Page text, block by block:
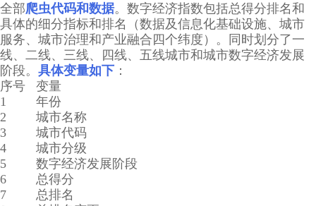
全部爬虫代码和数据。数字经济指数包括总得分排名和
具体的细分指标和排名（数据及信息化基础设施、城市
服务、城市治理和产业融合四个纬度）。同时划分了一
线、二线、三线、四线、五线城市和城市数字经济发展
阶段。 具体变量如下 ：
序号
变量
1
年份
2
城市名称
3
城市代码
4
城市分级
5
数字经济发展阶段
6
总得分
7
总排名